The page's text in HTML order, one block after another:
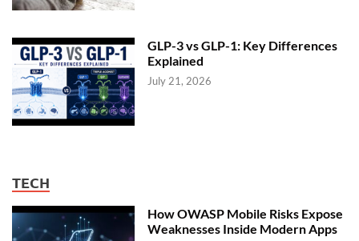
GLP-3 vs GLP-1: Key Differences
Explained
July 21, 2026
TECH
How OWASP Mobile Risks Expose
Weaknesses Inside Modern Apps